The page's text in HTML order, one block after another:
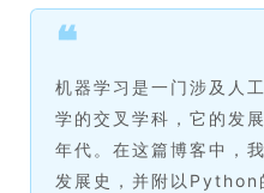
❝
机器学习是一门涉及人
学的交叉学科，它的发
年代。在这篇博客中，
发展史，并附以Python